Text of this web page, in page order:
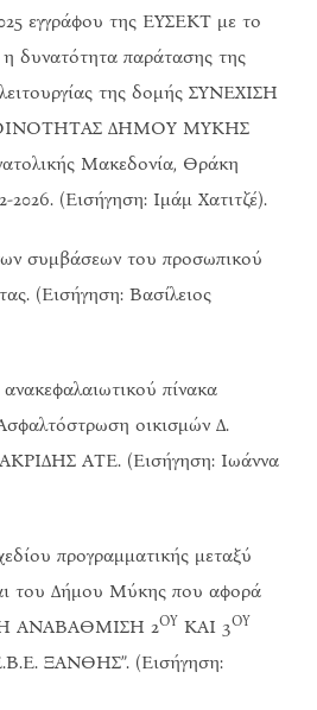
εγγράφου της ΕΥΣΕΚΤ με το
η δυνατότητα παράτασης της
της δομής ΣΥΝΕΧΙΣΗ
ΔΗΜΟΥ ΜΥΚΗΣ
Μακεδονία, Θράκη
2026. (Εισήγηση: Ιμάμ Χατιτζέ).
συμβάσεων του προσωπικού
(Εισήγηση: Βασίλειος
ανακεφαλαιωτικού πίνακα
οικισμών Δ.
ΑΤΕ. (Εισήγηση: Ιωάννα
προγραμματικής μεταξύ
του Δήμου Μύκης που αφορά
ΑΝΑΒΑΘΜΙΣΗ 2ΟΥ ΚΑΙ 3ΟΥ
ΞΑΝΘΗΣ”. (Εισήγηση: